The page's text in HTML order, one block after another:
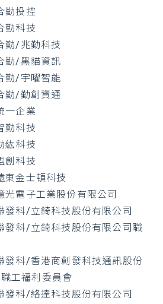
投控
科技
/兆勤科技
/黑貓資訊
/宇曜智能
/勤創資通
企業
科技
科技
科技
金士頓科技
電子工業股份有限公司
科/立錡科技股份有限公司
科/立錡科技股份有限公司職
科/香港商創發科技通訊股份
工福利委員會
科/絡達科技股份有限公司